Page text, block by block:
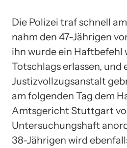
Die Polizei traf schnell
nahm den 47-Jährigen
ihn wurde ein Haftbefehl
Totschlags erlassen, und
Justizvollzugsanstalt
am folgenden Tag dem
Amtsgericht Stuttgart
Untersuchungshaft
38-Jährigen wird